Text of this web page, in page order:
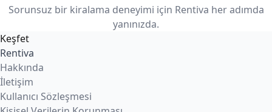
Kiralama koşullarına göre günlük/haftalık km limiti
Sorunsuz bir kiralama deneyimi için Rentiva her adımda
yanınızda.
Keşfet
Rentiva
Hakkında
İletişim
Kullanıcı Sözleşmesi